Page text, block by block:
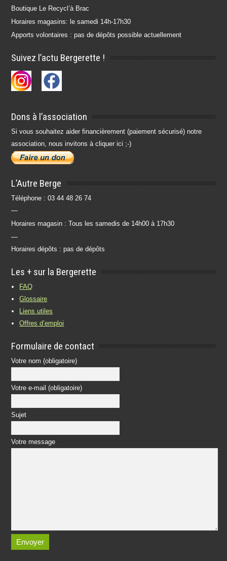
Boutique Le Recycl’à Brac
Horaires magasins: le samedi 14h-17h30
Apports volontaires : pas de dépôts possible actuellement
Suivez l’actu Bergerette !
Dons à l’association
Si vous souhaitez aider financièrement (paiement sécurisé) notre
association, nous invitons à cliquer ici ;-)
L’Autre Berge
Téléphone : 03 44 48 26 74
—
Horaires magasin : Tous les samedis de 14h00 à 17h30
—
Horaires dépôts : pas de dépôts
Les + sur la Bergerette
FAQ
Glossaire
Liens utiles
Offres d’emploi
Formulaire de contact
Votre nom (obligatoire)
Votre e-mail (obligatoire)
Sujet
Votre message